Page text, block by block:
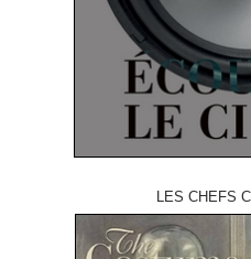
LES CHEFS